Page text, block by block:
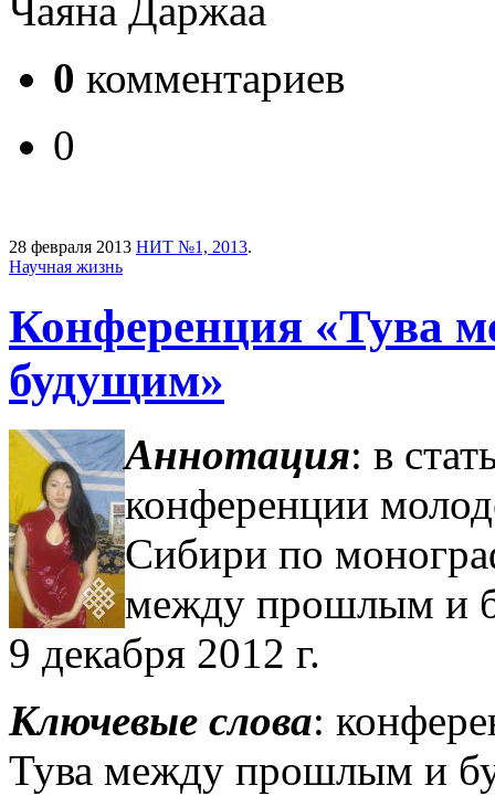
Чаяна Даржаа
0 комментариев
0
28 февраля 2013 НИТ №1, 2013.
Научная жизнь
Конференция «Тува
будущим»
Аннотация: в
конференции
Сибири по
между прошлым и
9 декабря 2012 г.
Ключевые слова:
Тува между прошлым и